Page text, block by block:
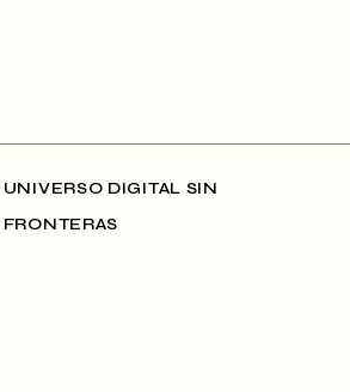
UNIVERSO DIGITAL SIN
FRONTERAS